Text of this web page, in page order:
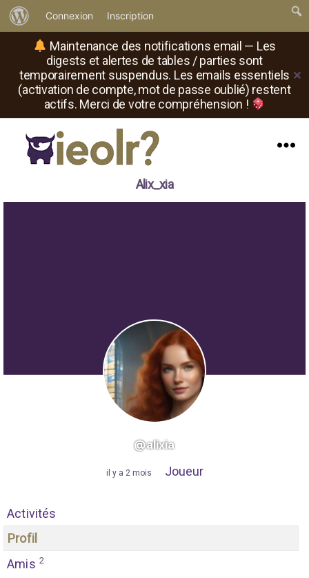
Maintenance des notifications email — Les
digests et alertes de tables / parties sont
temporairement suspendus. Les emails essentiels
(activation de compte, mot de passe oublié) restent
actifs. Merci de votre compréhension !
✕
propos
de
WordPress
Connexion Inscription
où
Alix_xia
@alixia
il y a 2 mois Joueur
Activités
Profil
Amis 2